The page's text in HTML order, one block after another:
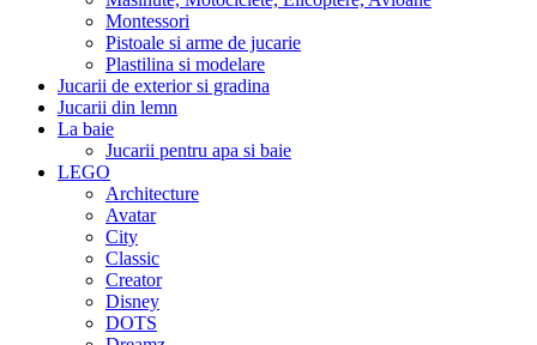
Montessori
Pistoale si arme de jucarie
Plastilina si modelare
Jucarii de exterior si gradina
Jucarii din lemn
La baie
Jucarii pentru apa si baie
LEGO
Architecture
Avatar
City
Classic
Creator
Disney
DOTS